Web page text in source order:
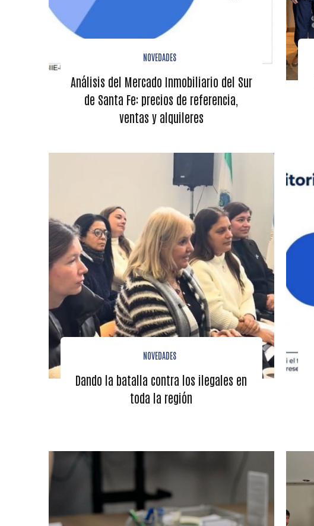
NOVEDADES
Análisis del Mercado Inmobiliario del Sur
de Santa Fe: precios de referencia,
ventas y alquileres
NOVEDADES
Dando la batalla contra los ilegales en
toda la región